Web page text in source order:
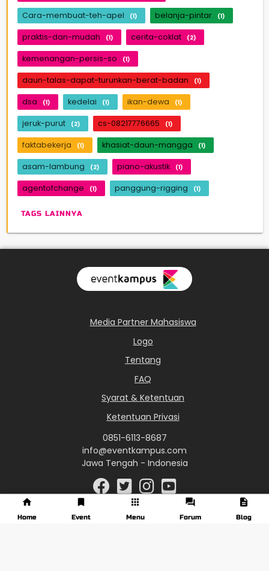
Cara-membuat-teh-apel (1) belanja-pintar (1)
praktis-dan-mudah (1) cerita-coklat (2)
kemenangan-persis-so (1)
daun-talas-dapat-turunkan-berat-badan (1)
dsa (1) kedelai (1) ikan-dewa (1)
jeruk-purut (2) cs-08217776665 (1)
faktabekerja (1) khasiat-daun-mangga (1)
asam-lambung (2) piano-akustik (1)
agentofchange (1) panggung-rigging (1)
TAGS LAINNYA
Media Partner Mahasiswa
Logo
Tentang
FAQ
Syarat & Ketentuan
Ketentuan Privasi
0851-6113-8687
info@eventkampus.com
Jawa Tengah - Indonesia
Home Event Menu Forum Blog